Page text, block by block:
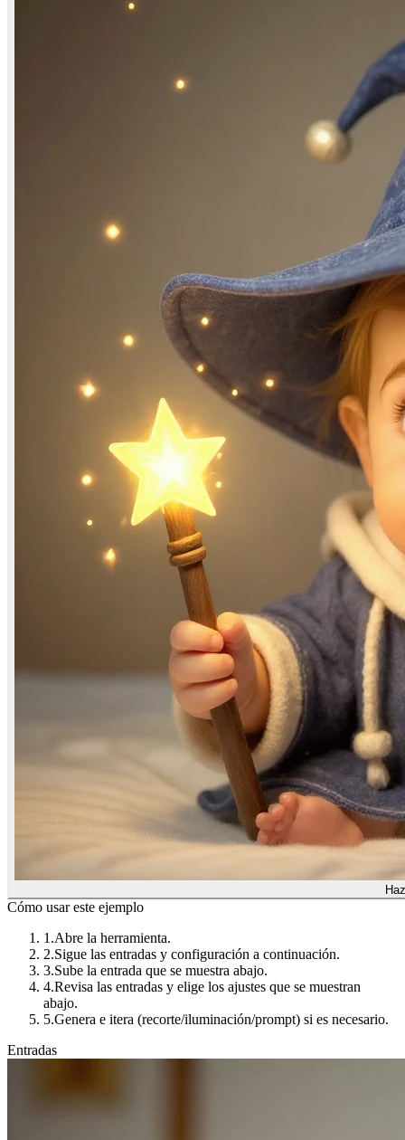
Cómo usar este ejemplo
1.Abre la herramienta.
2.Sigue las entradas y configuración a continuación.
3.Sube la entrada que se muestra abajo.
4.Revisa las entradas y elige los ajustes que se muestran
abajo.
5.Genera e itera (recorte/iluminación/prompt) si es necesario.
Entradas